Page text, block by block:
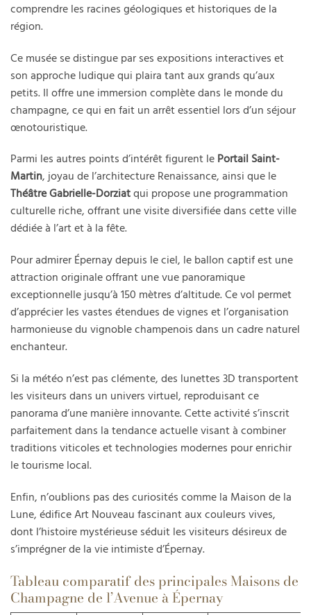
comprendre les racines géologiques et historiques de la
région.
Ce musée se distingue par ses expositions interactives et
son approche ludique qui plaira tant aux grands qu’aux
petits. Il offre une immersion complète dans le monde du
champagne, ce qui en fait un arrêt essentiel lors d’un séjour
œnotouristique.
Parmi les autres points d’intérêt figurent le Portail Saint-
Martin, joyau de l’architecture Renaissance, ainsi que le
Théâtre Gabrielle-Dorziatqui propose une programmation
culturelle riche, offrant une visite diversifiée dans cette ville
dédiée à l’art et à la fête.
Pour admirer Épernay depuis le ciel, le ballon captif est une
attraction originale offrant une vue panoramique
exceptionnelle jusqu’à 150 mètres d’altitude. Ce vol permet
d’apprécier les vastes étendues de vignes et l’organisation
harmonieuse du vignoble champenois dans un cadre naturel
enchanteur.
Si la météo n’est pas clémente, des lunettes 3D transportent
les visiteurs dans un univers virtuel, reproduisant ce
panorama d’une manière innovante. Cette activité s’inscrit
parfaitement dans la tendance actuelle visant à combiner
traditions viticoles et technologies modernes pour enrichir
le tourisme local.
Enfin, n’oublions pas des curiosités comme la Maison de la
Lune, édifice Art Nouveau fascinant aux couleurs vives,
dont l’histoire mystérieuse séduit les visiteurs désireux de
s’imprégner de la vie intimiste d’Épernay.
Tableau comparatif des principales Maisons de
Champagne de l’Avenue à Épernay